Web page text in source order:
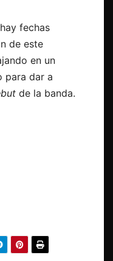
fechas
de este
en un
para dar a
de la banda.